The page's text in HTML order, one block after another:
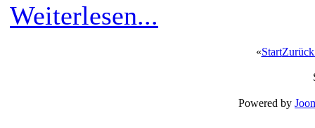
Weiterlesen...
«StartZurück
Powered by